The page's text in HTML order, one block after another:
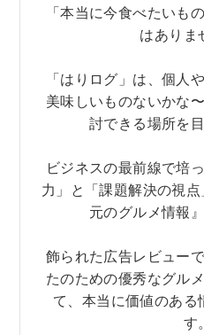
「本当に今食べたいも
はありま
「はりログ」は、個人
美味しいものないかな
討できる場所を
ビジネスの最前線で培
力」と「課題解決の視
元のグルメ情報
飾られた広告レビュー
たのための優秀なグル
て、本当に価値のある
す。